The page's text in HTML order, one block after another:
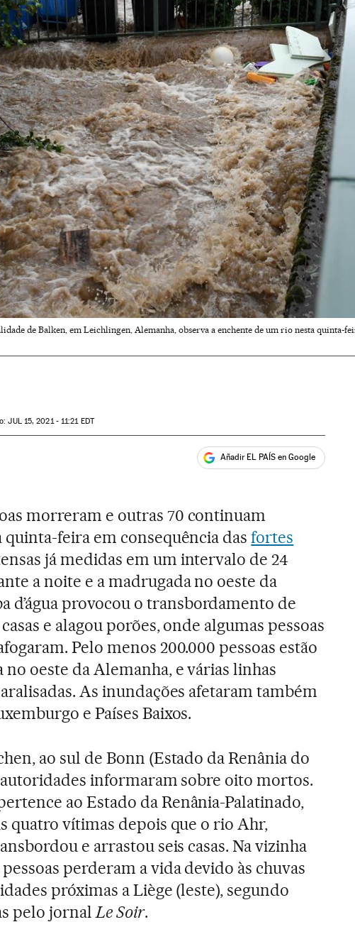
de Balken, em Leichlingen, Alemanha, observa a enchente de um rio nesta quinta-
JUL15, 2021 - 11:21EDT
Sociales Añadir EL PAÍS en Google
morreram e outras 70 continuam
quinta-feira em consequência dasfortes
já medidas em um intervalo de 24
a noite e a madrugada no oeste da
d’água provocou o transbordamento de
e alagou porões, onde algumas pessoas
Pelo menos 200.000 pessoas estão
oeste da Alemanha, e várias linhas
As inundações afetaram também
e Países Baixos.
ao sul de Bonn (Estado da Renânia do
informaram sobre oito mortos.
ao Estado da Renânia-Palatinado,
quatro vítimas depois que o rio Ahr,
e arrastou seis casas. Na vizinha
perderam a vida devido às chuvas
próximas a Liège (leste), segundo
pelo jornalLe Soir.